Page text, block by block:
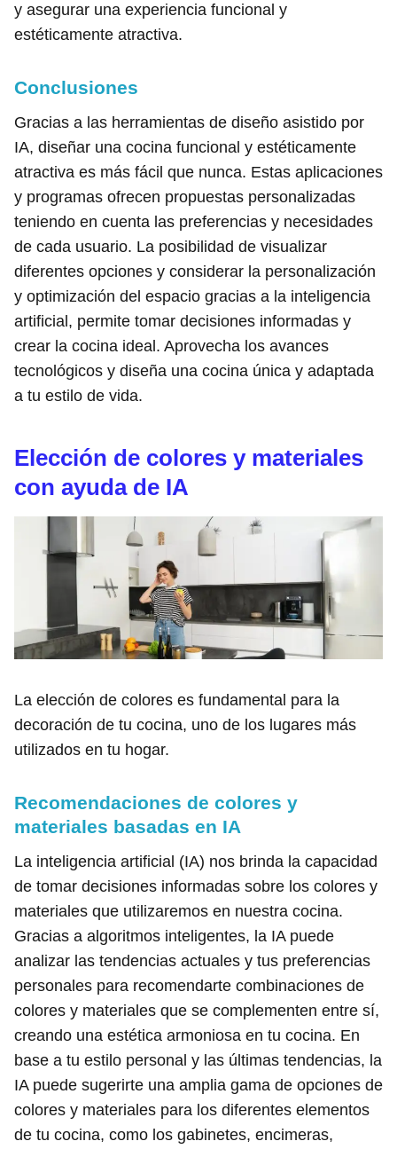
y asegurar una experiencia funcional y
estéticamente atractiva.
Conclusiones
Gracias a las herramientas de diseño asistido por
IA, diseñar una cocina funcional y estéticamente
atractiva es más fácil que nunca. Estas aplicaciones
y programas ofrecen propuestas personalizadas
teniendo en cuenta las preferencias y necesidades
de cada usuario. La posibilidad de visualizar
diferentes opciones y considerar la personalización
y optimización del espacio gracias a la inteligencia
artificial, permite tomar decisiones informadas y
crear la cocina ideal. Aprovecha los avances
tecnológicos y diseña una cocina única y adaptada
a tu estilo de vida.
Elección de colores y materiales
con ayuda de IA
La elección de colores es fundamental para la
decoración de tu cocina, uno de los lugares más
utilizados en tu hogar.
Recomendaciones de colores y
materiales basadas en IA
La inteligencia artificial (IA) nos brinda la capacidad
de tomar decisiones informadas sobre los colores y
materiales que utilizaremos en nuestra cocina.
Gracias a algoritmos inteligentes, la IA puede
analizar las tendencias actuales y tus preferencias
personales para recomendarte combinaciones de
colores y materiales que se complementen entre sí,
creando una estética armoniosa en tu cocina. En
base a tu estilo personal y las últimas tendencias, la
IA puede sugerirte una amplia gama de opciones de
colores y materiales para los diferentes elementos
de tu cocina, como los gabinetes, encimeras,